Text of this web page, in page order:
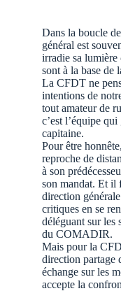
Dans la boucle
général est
irradie sa lumière
sont à la base de
La CFDT ne
intentions de
tout amateur de
c’est l’équipe
capitaine.
Pour être
reproche de
à son
son mandat. Et il
direction
critiques en se
déléguant sur les
du COMADIR.
Mais pour la
direction partage
échange sur les
accepte la